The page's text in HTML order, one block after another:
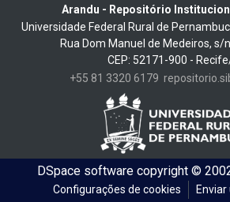
Arandu - Repositório
Universidade Federal Rural de
Rua Dom Manuel de Medeiros, s/
CEP: 52171-900 -
+55 81 3320 6179
DSpace softwarecopyright ©
Configurações de cookies